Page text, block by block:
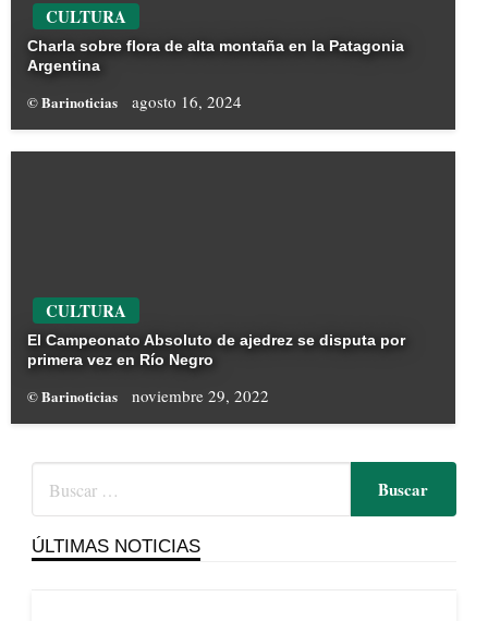
CULTURA
Charla sobre flora de alta montaña en la Patagonia
Argentina
© Barinoticias agosto 16, 2024
CULTURA
El Campeonato Absoluto de ajedrez se disputa por
primera vez en Río Negro
© Barinoticias noviembre 29, 2022
ÚLTIMAS NOTICIAS